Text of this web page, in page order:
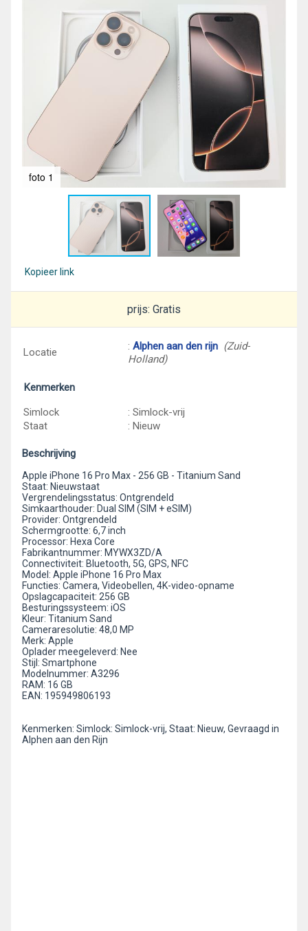
foto 1
Kopieer link
prijs: Gratis
Locatie : Alphen aan den rijn (Zuid-
Holland)
Kenmerken
Simlock
: Simlock-vrij
Staat
: Nieuw
Beschrijving
Apple iPhone 16 Pro Max - 256 GB - Titanium Sand
Staat: Nieuwstaat
Vergrendelingsstatus: Ontgrendeld
Simkaarthouder: Dual SIM (SIM + eSIM)
Provider: Ontgrendeld
Schermgrootte: 6,7 inch
Processor: Hexa Core
Fabrikantnummer: MYWX3ZD/A
Connectiviteit: Bluetooth, 5G, GPS, NFC
Model: Apple iPhone 16 Pro Max
Functies: Camera, Videobellen, 4K-video-opname
Opslagcapaciteit: 256 GB
Besturingssysteem: iOS
Kleur: Titanium Sand
Cameraresolutie: 48,0 MP
Merk: Apple
Oplader meegeleverd: Nee
Stijl: Smartphone
Modelnummer: A3296
RAM: 16 GB
EAN: 195949806193
Kenmerken: Simlock: Simlock-vrij, Staat: Nieuw, Gevraagd in
Alphen aan den Rijn